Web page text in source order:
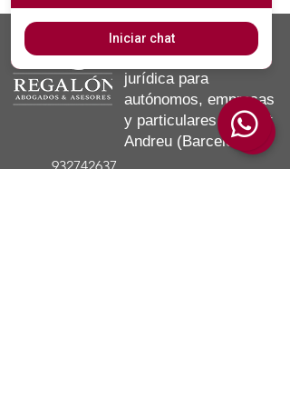
Asesoría fiscal,
contable, laboral y
jurídica para
autónomos, empresas
y particulares en Sant
Andreu (Barcelona).
932742637
Iniciar chat